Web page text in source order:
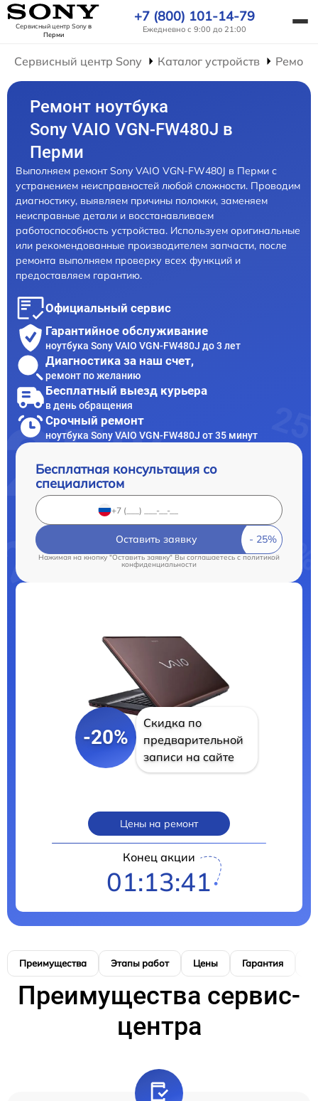
Сервисный центр Sonyв
Перми
+7 (800) 101-14-79
Ежедневно с 9:00 до 21:00
Сервисный центр Sony Каталог устройств
Ремонт ноутбука
Sony VAIO VGN-FW480J в
Перми
Выполняем ремонт Sony VAIO VGN-FW480J в Перми с
устранением неисправностей любой сложности. Проводим
диагностику, выявляем причины поломки, заменяем
неисправные детали и восстанавливаем
работоспособность устройства. Используем оригинальные
или рекомендованные производителем запчасти, после
ремонта выполняем проверку всех функций и
предоставляем гарантию.
Официальный сервис
Гарантийное обслуживание
ноутбука Sony VAIO VGN-FW480J до 3 лет
Диагностика за наш счет,
ремонт по желанию
Бесплатный выезд курьера
в день обращения
Срочный ремонт
ноутбука Sony VAIO VGN-FW480J от 35 минут
Бесплатная консультация со
специалистом
Оставить заявку
Нажимая на кнопку "Оставить заявку" Вы соглашаетесь c политикой
конфиденциальности
-20%
Скидка по
предварительной
записи на сайте
Цены на ремонт
Конец акции
01:13:39
Преимущества Этапы работ Цены Гарантия
Преимущества сервис-
центра